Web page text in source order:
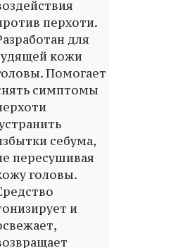
перхоти.
для
кожи
Помогает
симптомы
себума,
пересушивая
головы.
и